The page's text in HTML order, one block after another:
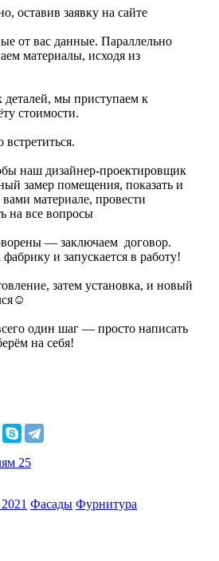
оставив заявку на сайте
от вас данные. Параллельно
материалы, исходя из
деталей, мы приступаем к
стоимости.
наш дизайнер-проектировщик
замер помещения, показать и
материале, провести
на все вопросы
— заключаем договор.
и запускается в работу!
затем установка, и новый
один шаг — просто написать
на себя!
25
Фасады Фурнитура